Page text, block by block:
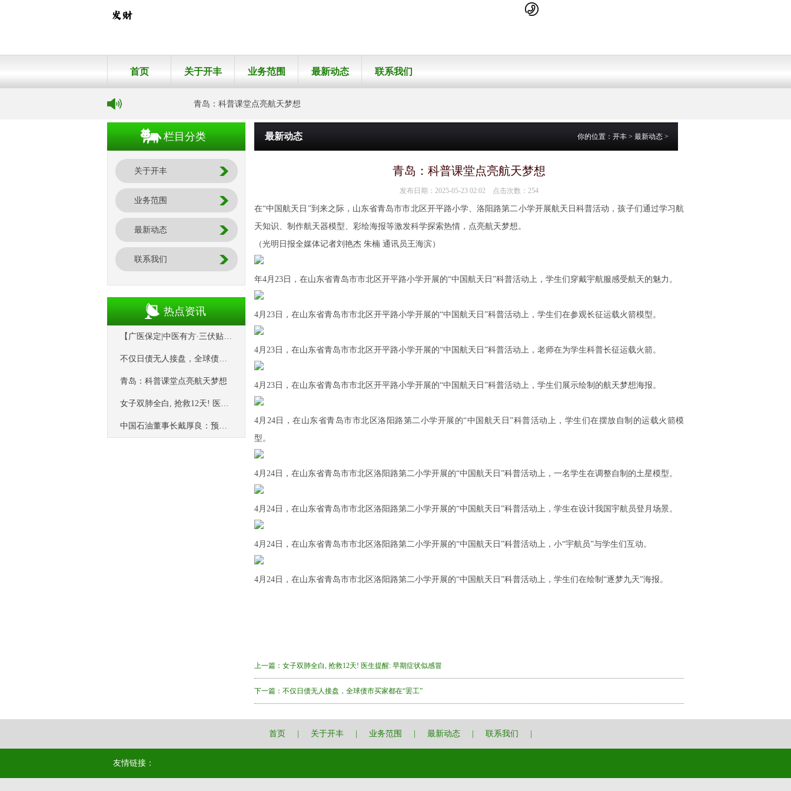
首页 关于开丰 业务范围 最新动态 联系我们
青岛：科普课堂点亮航天梦想
栏目分类
关于开丰
业务范围
最新动态
联系我们
热点资讯
【广医保定|中医有方·三伏贴】“冬病夏治”黄金期，“三伏贴”火热来袭_广安门_疾病_皮肤
不仅日债无人接盘，全球债市买家都在“罢工”
青岛：科普课堂点亮航天梦想
女子双肺全白, 抢救12天! 医生提醒: 早期症状似感冒
中国石油董事长戴厚良：预计今年油价在70美元~75美元/桶
最新动态 你的位置： 开丰 > 最新动态 >
青岛：科普课堂点亮航天梦想
发布日期：2025-05-23 02:02 点击次数：254
在“中国航天日”到来之际，山东省青岛市市北区开平路小学、洛阳路第二小学开展航天日科普活动，孩子们通过学习航
天知识、制作航天器模型、彩绘海报等激发科学探索热情，点亮航天梦想。
（光明日报全媒体记者刘艳杰 朱楠 通讯员王海滨）
年4月23日，在山东省青岛市市北区开平路小学开展的“中国航天日”科普活动上，学生们穿戴宇航服感受航天的魅力。
4月23日，在山东省青岛市市北区开平路小学开展的“中国航天日”科普活动上，学生们在参观长征运载火箭模型。
4月23日，在山东省青岛市市北区开平路小学开展的“中国航天日”科普活动上，老师在为学生科普长征运载火箭。
4月23日，在山东省青岛市市北区开平路小学开展的“中国航天日”科普活动上，学生们展示绘制的航天梦想海报。
4月24日，在山东省青岛市市北区洛阳路第二小学开展的“中国航天日”科普活动上，学生们在摆放自制的运载火箭模
型。
4月24日，在山东省青岛市市北区洛阳路第二小学开展的“中国航天日”科普活动上，一名学生在调整自制的土星模型。
4月24日，在山东省青岛市市北区洛阳路第二小学开展的“中国航天日”科普活动上，学生在设计我国宇航员登月场景。
4月24日，在山东省青岛市市北区洛阳路第二小学开展的“中国航天日”科普活动上，小“宇航员”与学生们互动。
4月24日，在山东省青岛市市北区洛阳路第二小学开展的“中国航天日”科普活动上，学生们在绘制“逐梦九天”海报。
上一篇： 女子双肺全白, 抢救12天! 医生提醒: 早期症状似感冒
下一篇： 不仅日债无人接盘，全球债市买家都在“罢工”
首页 关于开丰 业务范围 最新动态 联系我们
友情链接：